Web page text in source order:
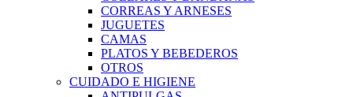
CORREAS Y ARNESES
JUGUETES
CAMAS
PLATOS Y BEBEDEROS
OTROS
CUIDADO E HIGIENE